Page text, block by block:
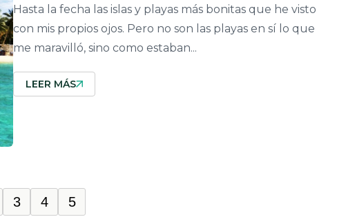
Hasta la fecha las islas y playas más bonitas que he visto
con mis propios ojos. Pero no son las playas en sí lo que
me maravilló, sino como estaban...
LEER MÁS
3 4 5